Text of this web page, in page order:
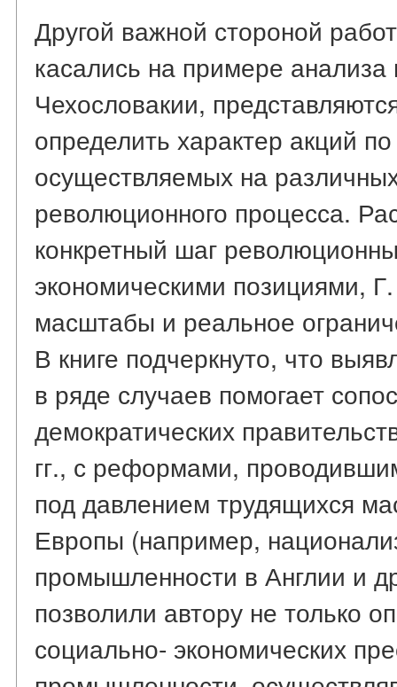
Другой важной стороной
касались на примере
Чехословакии,
определить характер акций
осуществляемых на
революционного процесса.
конкретный шаг
экономическими позициями,
масштабы и реальное
В книге подчеркнуто, что
в ряде случаев помогает
демократических
гг., с реформами,
под давлением трудящихся
Европы (например,
промышленности в Англии и
позволили автору не только
социально- экономических